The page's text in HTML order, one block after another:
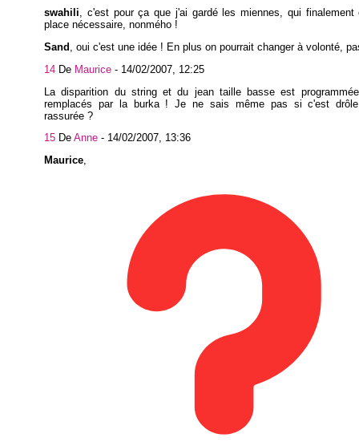
swahili, c'est pour ça que j'ai gardé les miennes, qui finalement
place nécessaire, nonmého !
Sand
, oui c'est une idée ! En plus on pourrait changer à volonté,
14 De Maurice - 14/02/2007, 12:25
La disparition du string et du jean taille basse est
remplacés par la burka ! Je ne sais même pas si c'est
rassurée ?
15 De Anne - 14/02/2007, 13:36
Maurice,